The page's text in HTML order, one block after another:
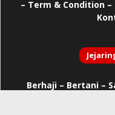
– Term & Condition –
Berhaji– Bertani –